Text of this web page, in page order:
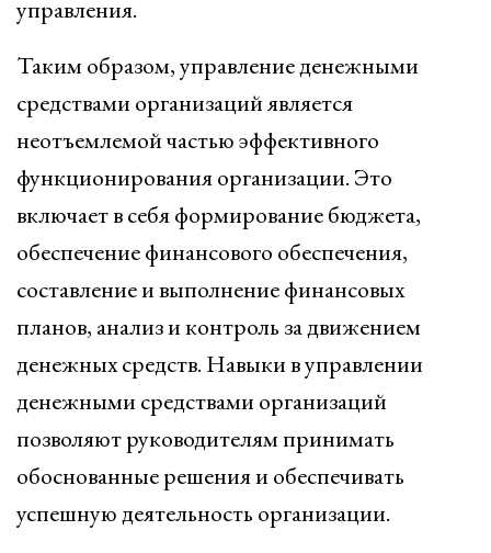
управления.
Таким образом, управление денежными
средствами организаций является
неотъемлемой частью эффективного
функционирования организации. Это
включает в себя формирование бюджета,
обеспечение финансового обеспечения,
составление и выполнение финансовых
планов, анализ и контроль за движением
денежных средств. Навыки в управлении
денежными средствами организаций
позволяют руководителям принимать
обоснованные решения и обеспечивать
успешную деятельность организации.